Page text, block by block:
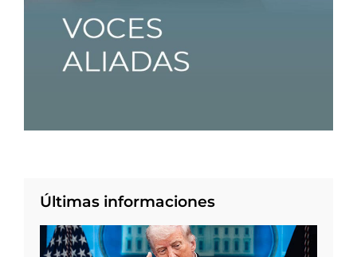
Últimas informaciones